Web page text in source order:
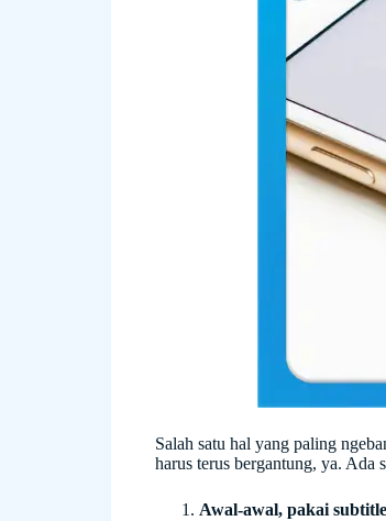
Salah satu hal yang paling
harus terus bergantung, ya. Ada
Awal-awal, pakai